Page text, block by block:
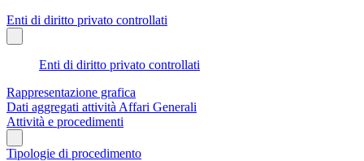
Enti di diritto privato controllati
Enti di diritto privato controllati
Rappresentazione grafica
Dati aggregati attività Affari Generali
Attività e procedimenti
Tipologie di procedimento